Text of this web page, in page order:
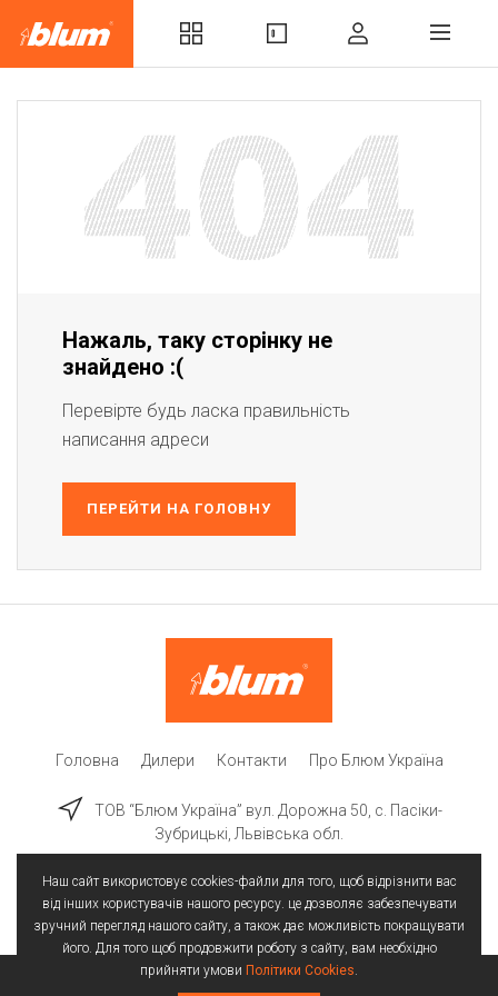
Нажаль, таку сторінку не
знайдено :(
Перевірте будь ласка правильність
написання адреси
ПЕРЕЙТИ НА ГОЛОВНУ
Головна Дилери Контакти Про Блюм Україна
ТОВ “Блюм Україна” вул. Дорожна 50, c. Пасіки-
Зубрицькі, Львівська обл.
Наш сайт використовує cookies-файли для того, щоб відрізнити вас
від інших користувачів нашого ресурсу. це дозволяє забезпечувати
зручний перегляд нашого сайту, а також дає можливість покращувати
його. Для того щоб продовжити роботу з сайту, вам необхідно
прийняти умови Політики Cookies.